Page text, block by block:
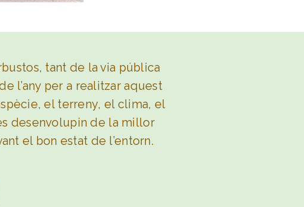
tant de la via pública
l’any per a realitzar aquest
el terreny, el clima, el
desenvolupin de la millor
el bon estat de l’entorn.